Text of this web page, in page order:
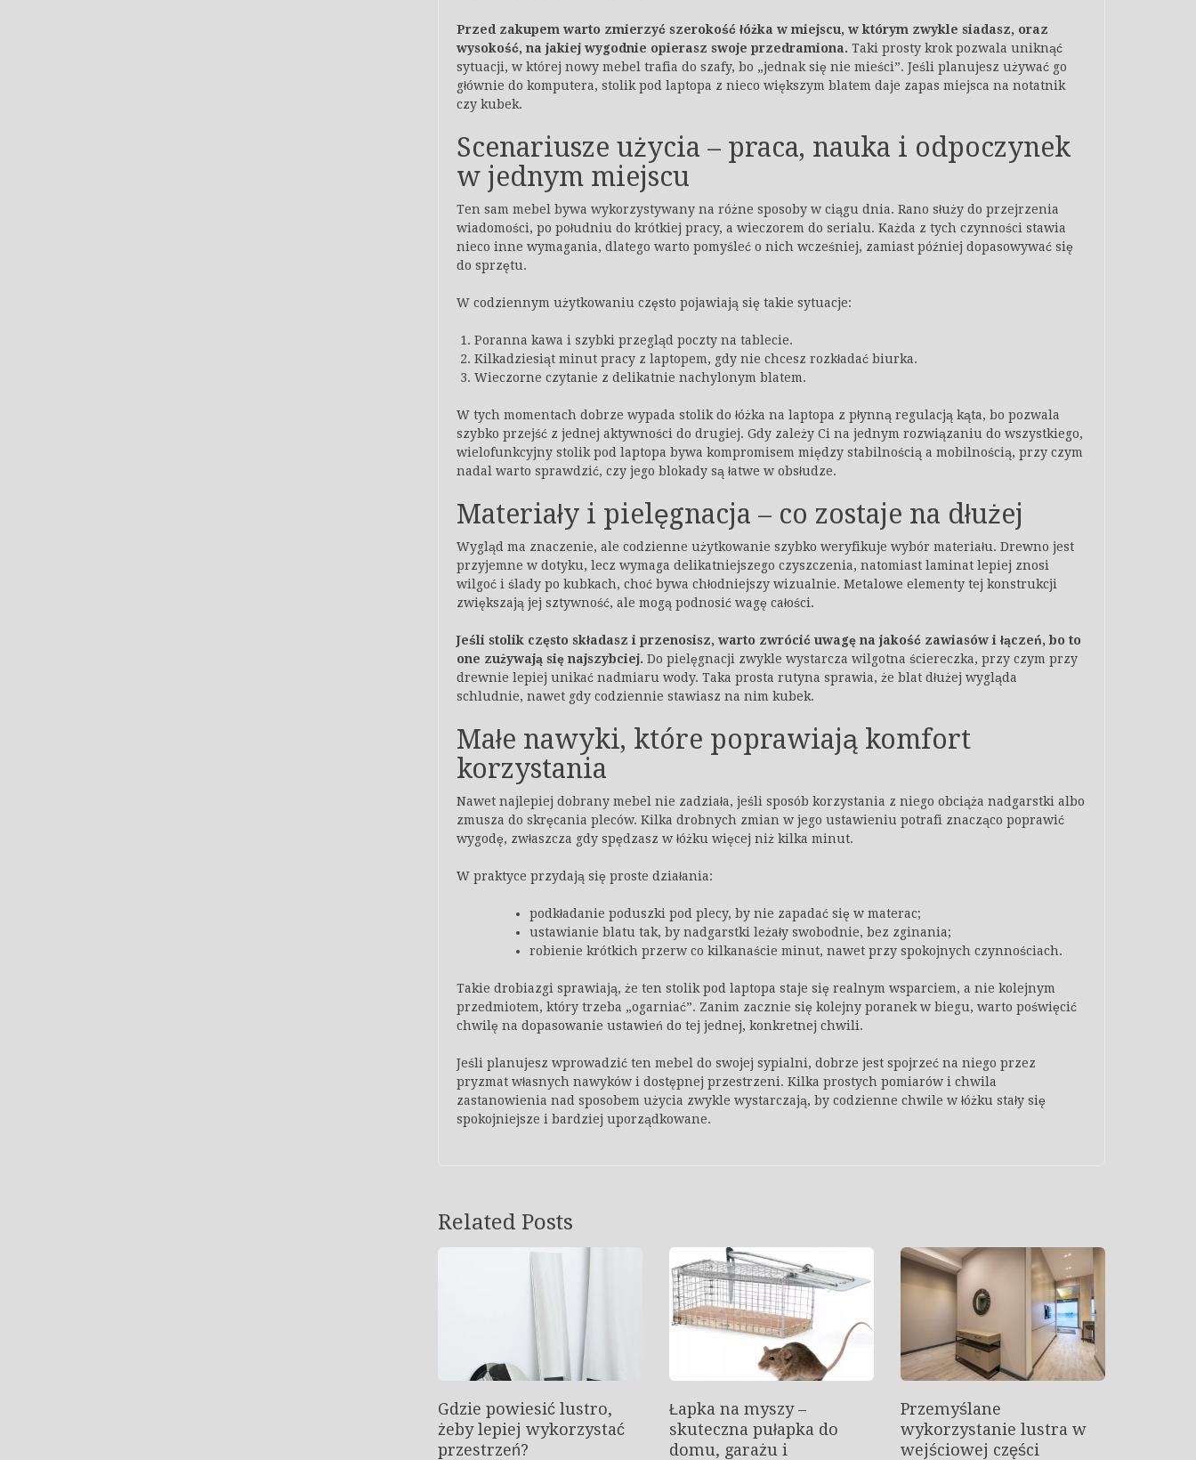
Przed zakupem warto zmierzyć szerokość łóżka w miejscu, w którym zwykle siadasz, oraz
wysokość, na jakiej wygodnie opierasz swoje przedramiona. Taki prosty krok pozwala uniknąć
sytuacji, w której nowy mebel trafia do szafy, bo „jednak się nie mieści”. Jeśli planujesz używać go
głównie do komputera, stolik pod laptopa z nieco większym blatem daje zapas miejsca na notatnik
czy kubek.
Scenariusze użycia – praca, nauka i odpoczynek
w jednym miejscu
Ten sam mebel bywa wykorzystywany na różne sposoby w ciągu dnia. Rano służy do przejrzenia
wiadomości, po południu do krótkiej pracy, a wieczorem do serialu. Każda z tych czynności stawia
nieco inne wymagania, dlatego warto pomyśleć o nich wcześniej, zamiast później dopasowywać się
do sprzętu.
W codziennym użytkowaniu często pojawiają się takie sytuacje:
Poranna kawa i szybki przegląd poczty na tablecie.
Kilkadziesiąt minut pracy z laptopem, gdy nie chcesz rozkładać biurka.
Wieczorne czytanie z delikatnie nachylonym blatem.
W tych momentach dobrze wypada stolik do łóżka na laptopa z płynną regulacją kąta, bo pozwala
szybko przejść z jednej aktywności do drugiej. Gdy zależy Ci na jednym rozwiązaniu do wszystkiego,
wielofunkcyjny stolik pod laptopa bywa kompromisem między stabilnością a mobilnością, przy czym
nadal warto sprawdzić, czy jego blokady są łatwe w obsłudze.
Materiały i pielęgnacja – co zostaje na dłużej
Wygląd ma znaczenie, ale codzienne użytkowanie szybko weryfikuje wybór materiału. Drewno jest
przyjemne w dotyku, lecz wymaga delikatniejszego czyszczenia, natomiast laminat lepiej znosi
wilgoć i ślady po kubkach, choć bywa chłodniejszy wizualnie. Metalowe elementy tej konstrukcji
zwiększają jej sztywność, ale mogą podnosić wagę całości.
Jeśli stolik często składasz i przenosisz, warto zwrócić uwagę na jakość zawiasów i łączeń, bo to
one zużywają się najszybciej. Do pielęgnacji zwykle wystarcza wilgotna ściereczka, przy czym przy
drewnie lepiej unikać nadmiaru wody. Taka prosta rutyna sprawia, że blat dłużej wygląda
schludnie, nawet gdy codziennie stawiasz na nim kubek.
Małe nawyki, które poprawiają komfort
korzystania
Nawet najlepiej dobrany mebel nie zadziała, jeśli sposób korzystania z niego obciąża nadgarstki albo
zmusza do skręcania pleców. Kilka drobnych zmian w jego ustawieniu potrafi znacząco poprawić
wygodę, zwłaszcza gdy spędzasz w łóżku więcej niż kilka minut.
W praktyce przydają się proste działania:
podkładanie poduszki pod plecy, by nie zapadać się w materac;
ustawianie blatu tak, by nadgarstki leżały swobodnie, bez zginania;
robienie krótkich przerw co kilkanaście minut, nawet przy spokojnych czynnościach.
Takie drobiazgi sprawiają, że ten stolik pod laptopa staje się realnym wsparciem, a nie kolejnym
przedmiotem, który trzeba „ogarniać”. Zanim zacznie się kolejny poranek w biegu, warto poświęcić
chwilę na dopasowanie ustawień do tej jednej, konkretnej chwili.
Jeśli planujesz wprowadzić ten mebel do swojej sypialni, dobrze jest spojrzeć na niego przez
pryzmat własnych nawyków i dostępnej przestrzeni. Kilka prostych pomiarów i chwila
zastanowienia nad sposobem użycia zwykle wystarczają, by codzienne chwile w łóżku stały się
spokojniejsze i bardziej uporządkowane.
Related Posts
Gdzie powiesić lustro,
żeby lepiej wykorzystać
przestrzeń?
Łapka na myszy –
skuteczna pułapka do
domu, garażu i
Przemyślane
wykorzystanie lustra w
wejściowej części